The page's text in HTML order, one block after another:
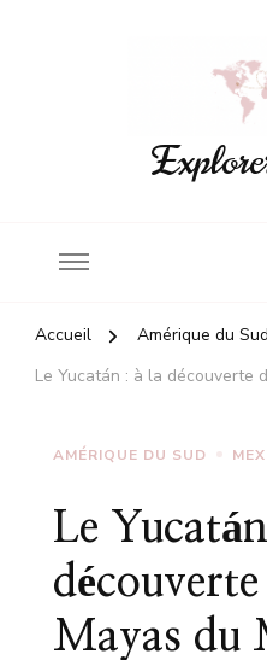
Accueil
Amérique du Sud
Le Yucatán : à la découverte
AMÉRIQUE DU SUD
Le
Mayas du